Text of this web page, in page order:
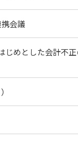
会議
めとした会計不正